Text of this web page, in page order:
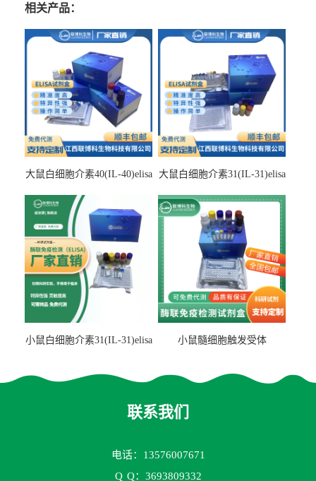
相关产品：
大鼠白细胞介素40(IL-40)elisa
大鼠白细胞介素31(IL-31)elisa
小鼠白细胞介素31(IL-31)elisa
小鼠髓细胞触发受体
联系我们
电话：13576007671
Q Q：3693809332